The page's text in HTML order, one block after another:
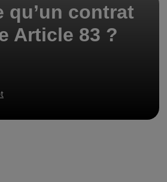
qu’un contrat
Article 83 ?